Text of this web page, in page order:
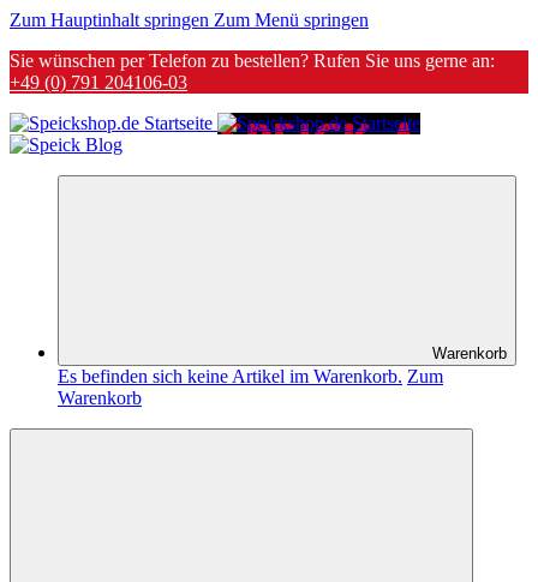
Zum Hauptinhalt springen Zum Menü springen
Sie wünschen per Telefon zu bestellen? Rufen Sie uns gerne an:
+49 (0) 791 204106-03
Warenkorb
Es befinden sich keine Artikel im Warenkorb. Zum
Warenkorb